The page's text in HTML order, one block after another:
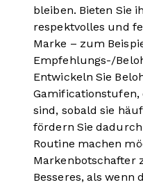
bleiben. Bieten Sie
respektvolles und
Marke – zum
Empfehlungs-/
Entwickeln Sie
sind, sobald sie
fördern Sie
Routine machen
Markenbotschafter
Besseres, als wenn